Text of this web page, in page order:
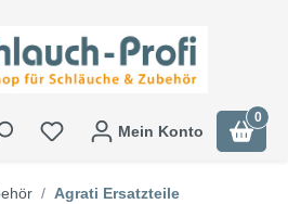
Mein Konto
0
Agrati Ersatzteile